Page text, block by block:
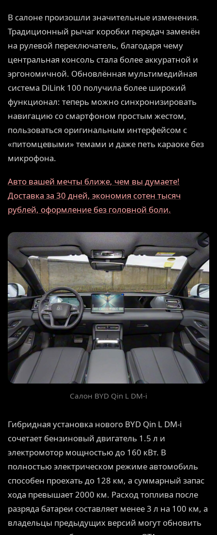
В салоне произошли значительные изменения.
Традиционный рычаг коробки передач заменён
на рулевой переключатель, благодаря чему
центральная консоль стала более аккуратной и
эргономичной. Обновлённая мультимедийная
система DiLink 100 получила более широкий
функционал: теперь можно синхронизировать
навигацию со смартфоном простым жестом,
пользоваться оригинальным интерфейсом с
«питомцевыми» темами и даже петь караоке без
микрофона.
Авто вашей мечты ближе, чем вы думаете!
Доставка за 30 дней, экономия сотен тысяч
рублей, оформление без головной боли.
Салон BYD Qin L DM-i
Гибридная установка нового BYD Qin L DM-i
сочетает бензиновый двигатель 1.5 л и
электромотор мощностью до 160 кВт. В
полностью электрическом режиме автомобиль
способен проехать до 128 км, а суммарный запас
хода превышает 2000 км. Расход топлива после
разряда батареи составляет менее 3 л на 100 км, а
владельцы предыдущих версий могут обновить